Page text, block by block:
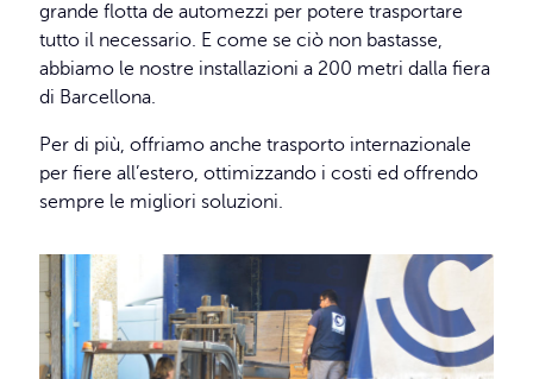
grande flotta de automezzi per potere trasportare
tutto il necessario. E come se ciò non bastasse,
abbiamo le nostre installazioni a 200 metri dalla fiera
di Barcellona.
Per di più, offriamo anche trasporto internazionale
per fiere all’estero, ottimizzando i costi ed offrendo
sempre le migliori soluzioni.